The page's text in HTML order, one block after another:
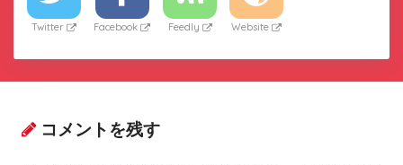
Twitter Facebook Feedly Website
コメントを残す